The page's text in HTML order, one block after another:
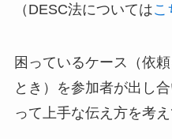
（DESC法についてはこ
困っているケース（依
とき）を参加者が出し
って上手な伝え方を考